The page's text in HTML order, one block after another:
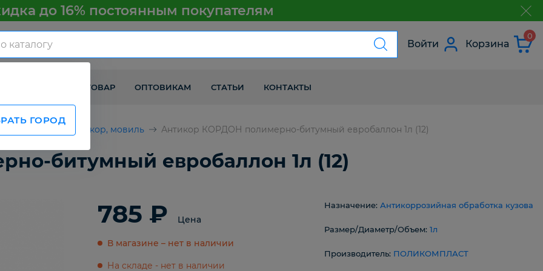
до 16% постоянным покупателям
ГОРОД
Войти Корзина
0
КАК ПОЛУЧИТЬ ТОВАР ОПТОВИКАМ СТАТЬИ КОНТАКТЫ
Антикор, мовиль Антикор КОРДОН полимерно-битумный евробаллон 1л (12)
битумный евробаллон 1л (12)
785 ₽ Цена
В магазине – нет в наличии
На складе - нет в наличии
Назначение: Антикоррозийная обработка кузова
Размер/Диаметр/Объем: 1л
Производитель: ПОЛИКОМПЛАСТ